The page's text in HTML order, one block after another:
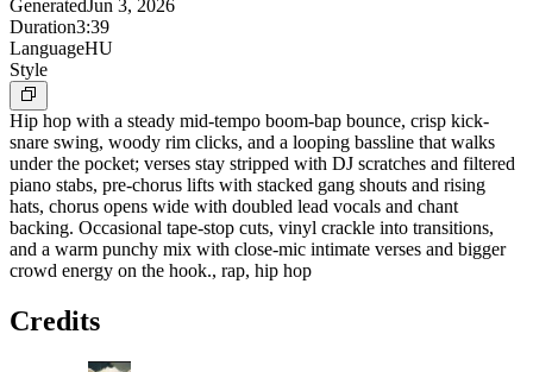
GeneratedJun 3, 2026
Duration3:39
LanguageHU
Style
Hip hop with a steady mid-tempo boom-bap bounce, crisp kick-
snare swing, woody rim clicks, and a looping bassline that walks
under the pocket; verses stay stripped with DJ scratches and filtered
piano stabs, pre-chorus lifts with stacked gang shouts and rising
hats, chorus opens wide with doubled lead vocals and chant
backing. Occasional tape-stop cuts, vinyl crackle into transitions,
and a warm punchy mix with close-mic intimate verses and bigger
crowd energy on the hook., rap, hip hop
Credits